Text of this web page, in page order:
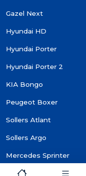
Gazel Next
Hyundai HD
Hyundai Porter
Hyundai Porter 2
KIA Bongo
Peugeot Boxer
Sollers Atlant
Sollers Argo
Mercedes Sprinter